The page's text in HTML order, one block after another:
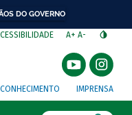
DO GOVERNO
A+ A-
CONHECIMENTO IMPRENSA